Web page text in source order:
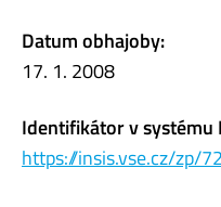
Datum obhajoby:
17. 1. 2008
Identifikátor v systému
https://insis.vse.cz/zp/